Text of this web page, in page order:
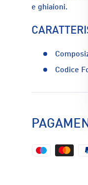
e ghiaioni.
Codice